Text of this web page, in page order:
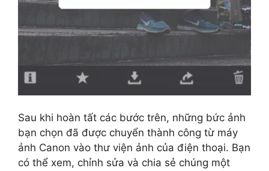
Sau khi hoàn tất các bước trên, những bức ảnh
bạn chọn đã được chuyển thành công từ máy
ảnh Canon vào thư viện ảnh của điện thoại. Bạn
có thể xem, chỉnh sửa và chia sẻ chúng một